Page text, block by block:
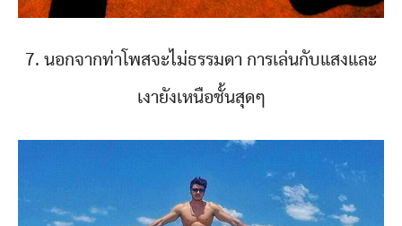
7. นอกจากท่าโพสจะไม่ธรรมดา การเล่นกับแสงและ
เงายังเหนือชั้นสุดๆ